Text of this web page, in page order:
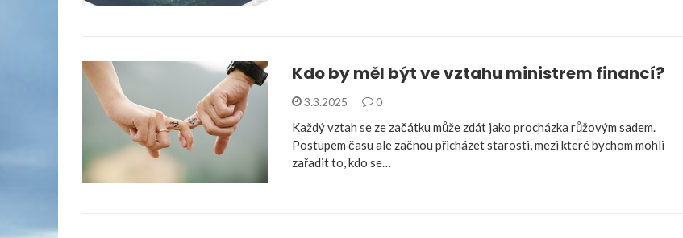
Kdo by měl být ve vztahu ministrem financí?
3.3.2025 0
Každý vztah se ze začátku může zdát jako procházka růžovým sadem.
Postupem času ale začnou přicházet starosti, mezi které bychom mohli
zařadit to, kdo se…